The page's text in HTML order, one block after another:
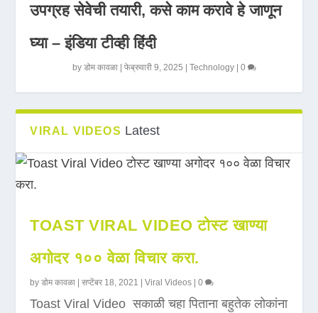
उपग्रह सेवेची तयारी, कसे काम करावे हे जाणून
घ्या – इंडिया टीव्ही हिंदी
byडोम कावळा |फेब्रुवारी 9, 2025 |Technology |0
VIRAL VIDEOS Latest
TOAST VIRAL VIDEO टोस्ट खाण्या
अगोदर १०० वेळा विचार करा.
byडोम कावळा |सप्टेंबर 18, 2021 |Viral Videos |0
Toast Viral Video सकाळी चहा पिताना बहुतेक लोकांना